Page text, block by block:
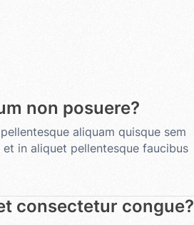
non posuere?
aliquam quisque sem
in aliquet pellentesque faucibus
consectetur congue?